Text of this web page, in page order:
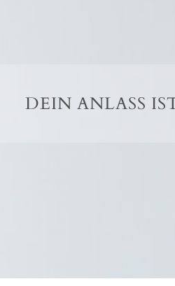
DEIN ANLASS